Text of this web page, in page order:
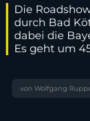
Die
durch Bad
dabei die
Es geht um
von Wolfgang